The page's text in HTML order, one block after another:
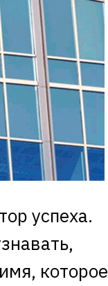
успеха.
которое